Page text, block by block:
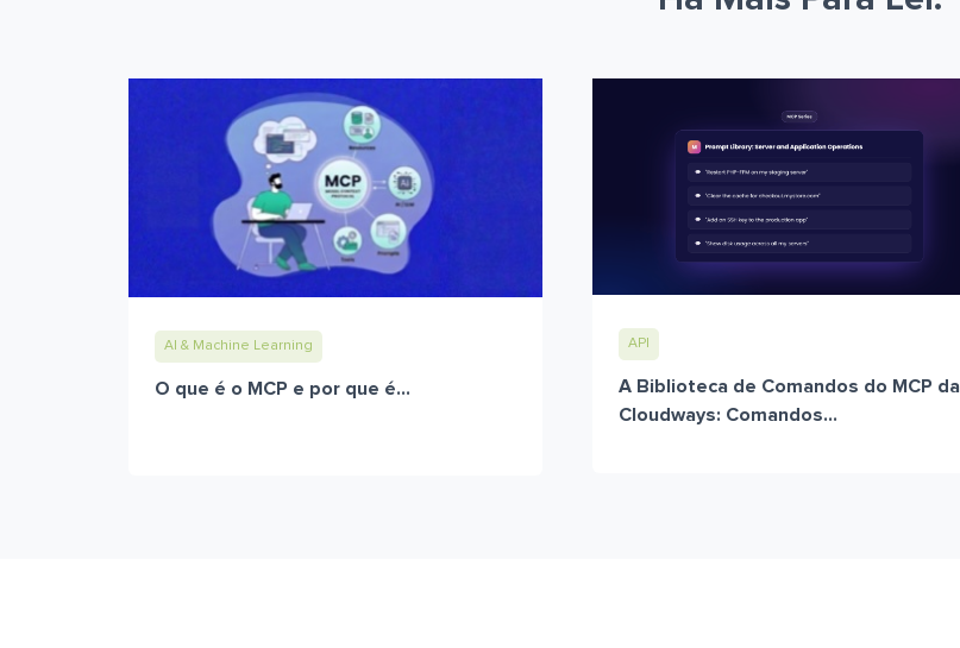
AI & Machine Learning
O que é o MCP e por que é...
API
A Biblioteca de Comandos do MCP da
Cloudways: Comandos...